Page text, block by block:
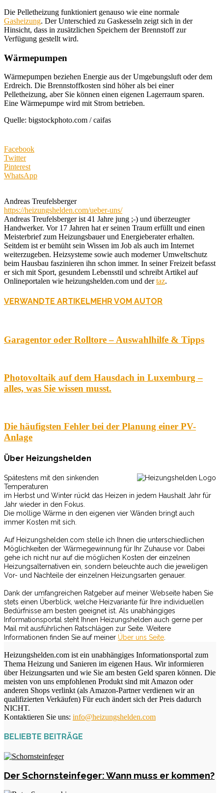
Die Pelletheizung funktioniert genauso wie eine normale
Gasheizung. Der Unterschied zu Gaskesseln zeigt sich in der
Hinsicht, dass in zusätzlichen Speichern der Brennstoff zur
Verfügung gestellt wird.
Wärmepumpen
Wärmepumpen beziehen Energie aus der Umgebungsluft oder dem
Erdreich. Die Brennstoffkosten sind höher als bei einer
Pelletheizung, aber Sie können einen eigenen Lagerraum sparen.
Eine Wärmepumpe wird mit Strom betrieben.
Quelle: bigstockphoto.com / caifas
Facebook
Twitter
Pinterest
WhatsApp
Andreas Treufelsberger
https://heizungshelden.com/ueber-uns/
Andreas Treufelsberger ist 41 Jahre jung ;-) und überzeugter
Handwerker. Vor 17 Jahren hat er seinen Traum erfüllt und einen
Meisterbrief zum Heizungsbauer und Energieberater erhalten.
Seitdem ist er bemüht sein Wissen im Job als auch im Internet
weiterzugeben. Heizsysteme sowie auch moderner Umweltschutz
beim Hausbau faszinieren ihn schon immer. In seiner Freizeit befasst
er sich mit Sport, gesundem Lebensstil und schreibt Artikel auf
Onlineportalen wie heizungshelden.com und dertaz.
VERWANDTE ARTIKELMEHR VOM AUTOR
Garagentor oder Rolltore – Auswahlhilfe & Tipps
Photovoltaik auf dem Hausdach in Luxemburg –
alles, was Sie wissen musst.
Die häufigsten Fehler bei der Planung einer PV-
Anlage
Über Heizungshelden
Spätestens mit den sinkenden
Temperaturen
im Herbst und Winter rückt das Heizen in jedem Haushalt Jahr für
Jahr wieder in den Fokus.
Die mollige Wärme in den eigenen vier Wänden bringt auch
immer Kosten mit sich.
Auf Heizungshelden.com stelle ich Ihnen die unterschiedlichen
Möglichkeiten der Wärmegewinnung für Ihr Zuhause vor. Dabei
gehe ich nicht nur auf die möglichen Kosten der einzelnen
Heizungsalternativen ein, sondern beleuchte auch die jeweiligen
Vor- und Nachteile der einzelnen Heizungsarten genauer.
Dank der umfangreichen Ratgeber auf meiner Webseite haben Sie
stets einen Überblick, welche Heizvariante für Ihre individuellen
Bedürfnisse am besten geeignet ist. Als unabhängiges
Informationsportal steht Ihnen Heizungshelden auch gerne per
Mail mit ausführlichen Ratschlägen zur Seite. Weitere
Informationen finden Sie auf meiner Über uns Seite
Heizungshelden.com ist ein unabhängiges Informationsportal zum
Thema Heizung und Sanieren im eigenen Haus. Wir informieren
über Heizungsarten und wie Sie am besten Geld sparen können. Die
meisten von uns empfohlenen Produkt sind mit Amazon oder
anderen Shops verlinkt (als Amazon-Partner verdienen wir an
qualifizierten Verkäufen) Für euch ändert sich der Preis dadurch
NICHT.
Kontaktieren Sie uns: info@heizungshelden.com
BELIEBTE BEITRÄGE
Der Schornsteinfeger: Wann muss er kommen?